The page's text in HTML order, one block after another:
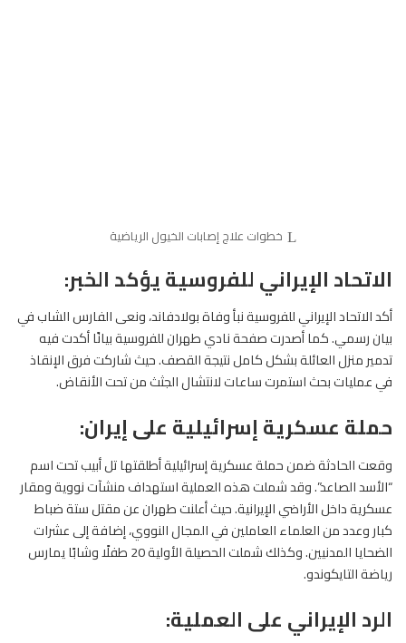
خطوات علاج إصابات الخيول الرياضية
الاتحاد الإيراني للفروسية يؤكد الخبر:
أكد الاتحاد الإيرانيللفروسيةنبأ وفاة بولادفاند، ونعى الفارس الشاب في
بيان رسمي. كما أصدرت صفحة نادي طهران للفروسية بيانًا أكدت فيه
تدمير منزل العائلة بشكل كامل نتيجة القصف. حيث شاركت فرق الإنقاذ
في عمليات بحث استمرت ساعات لانتشال الجثث من تحت الأنقاض.
حملة عسكرية إسرائيلية على إيران:
وقعت الحادثة ضمن حملة عسكرية إسرائيلية أطلقتها تل أبيب تحت اسم
“الأسد الصاعد”. وقد شملت هذه العملية استهداف منشآت نووية ومقار
عسكرية داخل الأراضي الإيرانية. حيث أعلنت طهران عن مقتل ستة ضباط
كبار وعدد من العلماء العاملين في المجال النووي، إضافة إلى عشرات
الضحايا المدنيين. وكذلك شملت الحصيلة الأولية 20 طفلًا وشابًا يمارس
رياضة التايكوندو.
الرد الإيراني على العملية: